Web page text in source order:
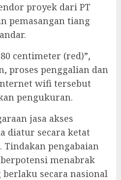
proyek dari PT
pemasangan tiang
centimeter (red)”,
proses penggalian dan
wifi tersebut
pengukuran.
jasa akses
diatur secara ketat
pengabaian
menabrak
secara nasional